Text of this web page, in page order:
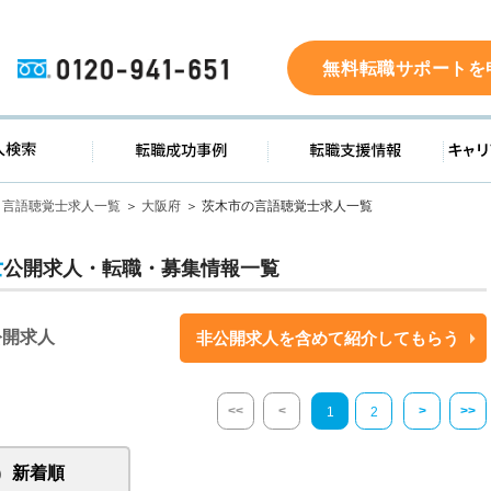
0120-941-651 無料転職サポートを
求人検索 転職成功事例 転職支
言語聴覚士求人一覧 大阪府 茨木市の言語聴覚士求人一覧
公開求人・転職・募集情報一覧
求人 非公開求人を含めて紹介してもらう
<< < 1 2 > >>
新着順